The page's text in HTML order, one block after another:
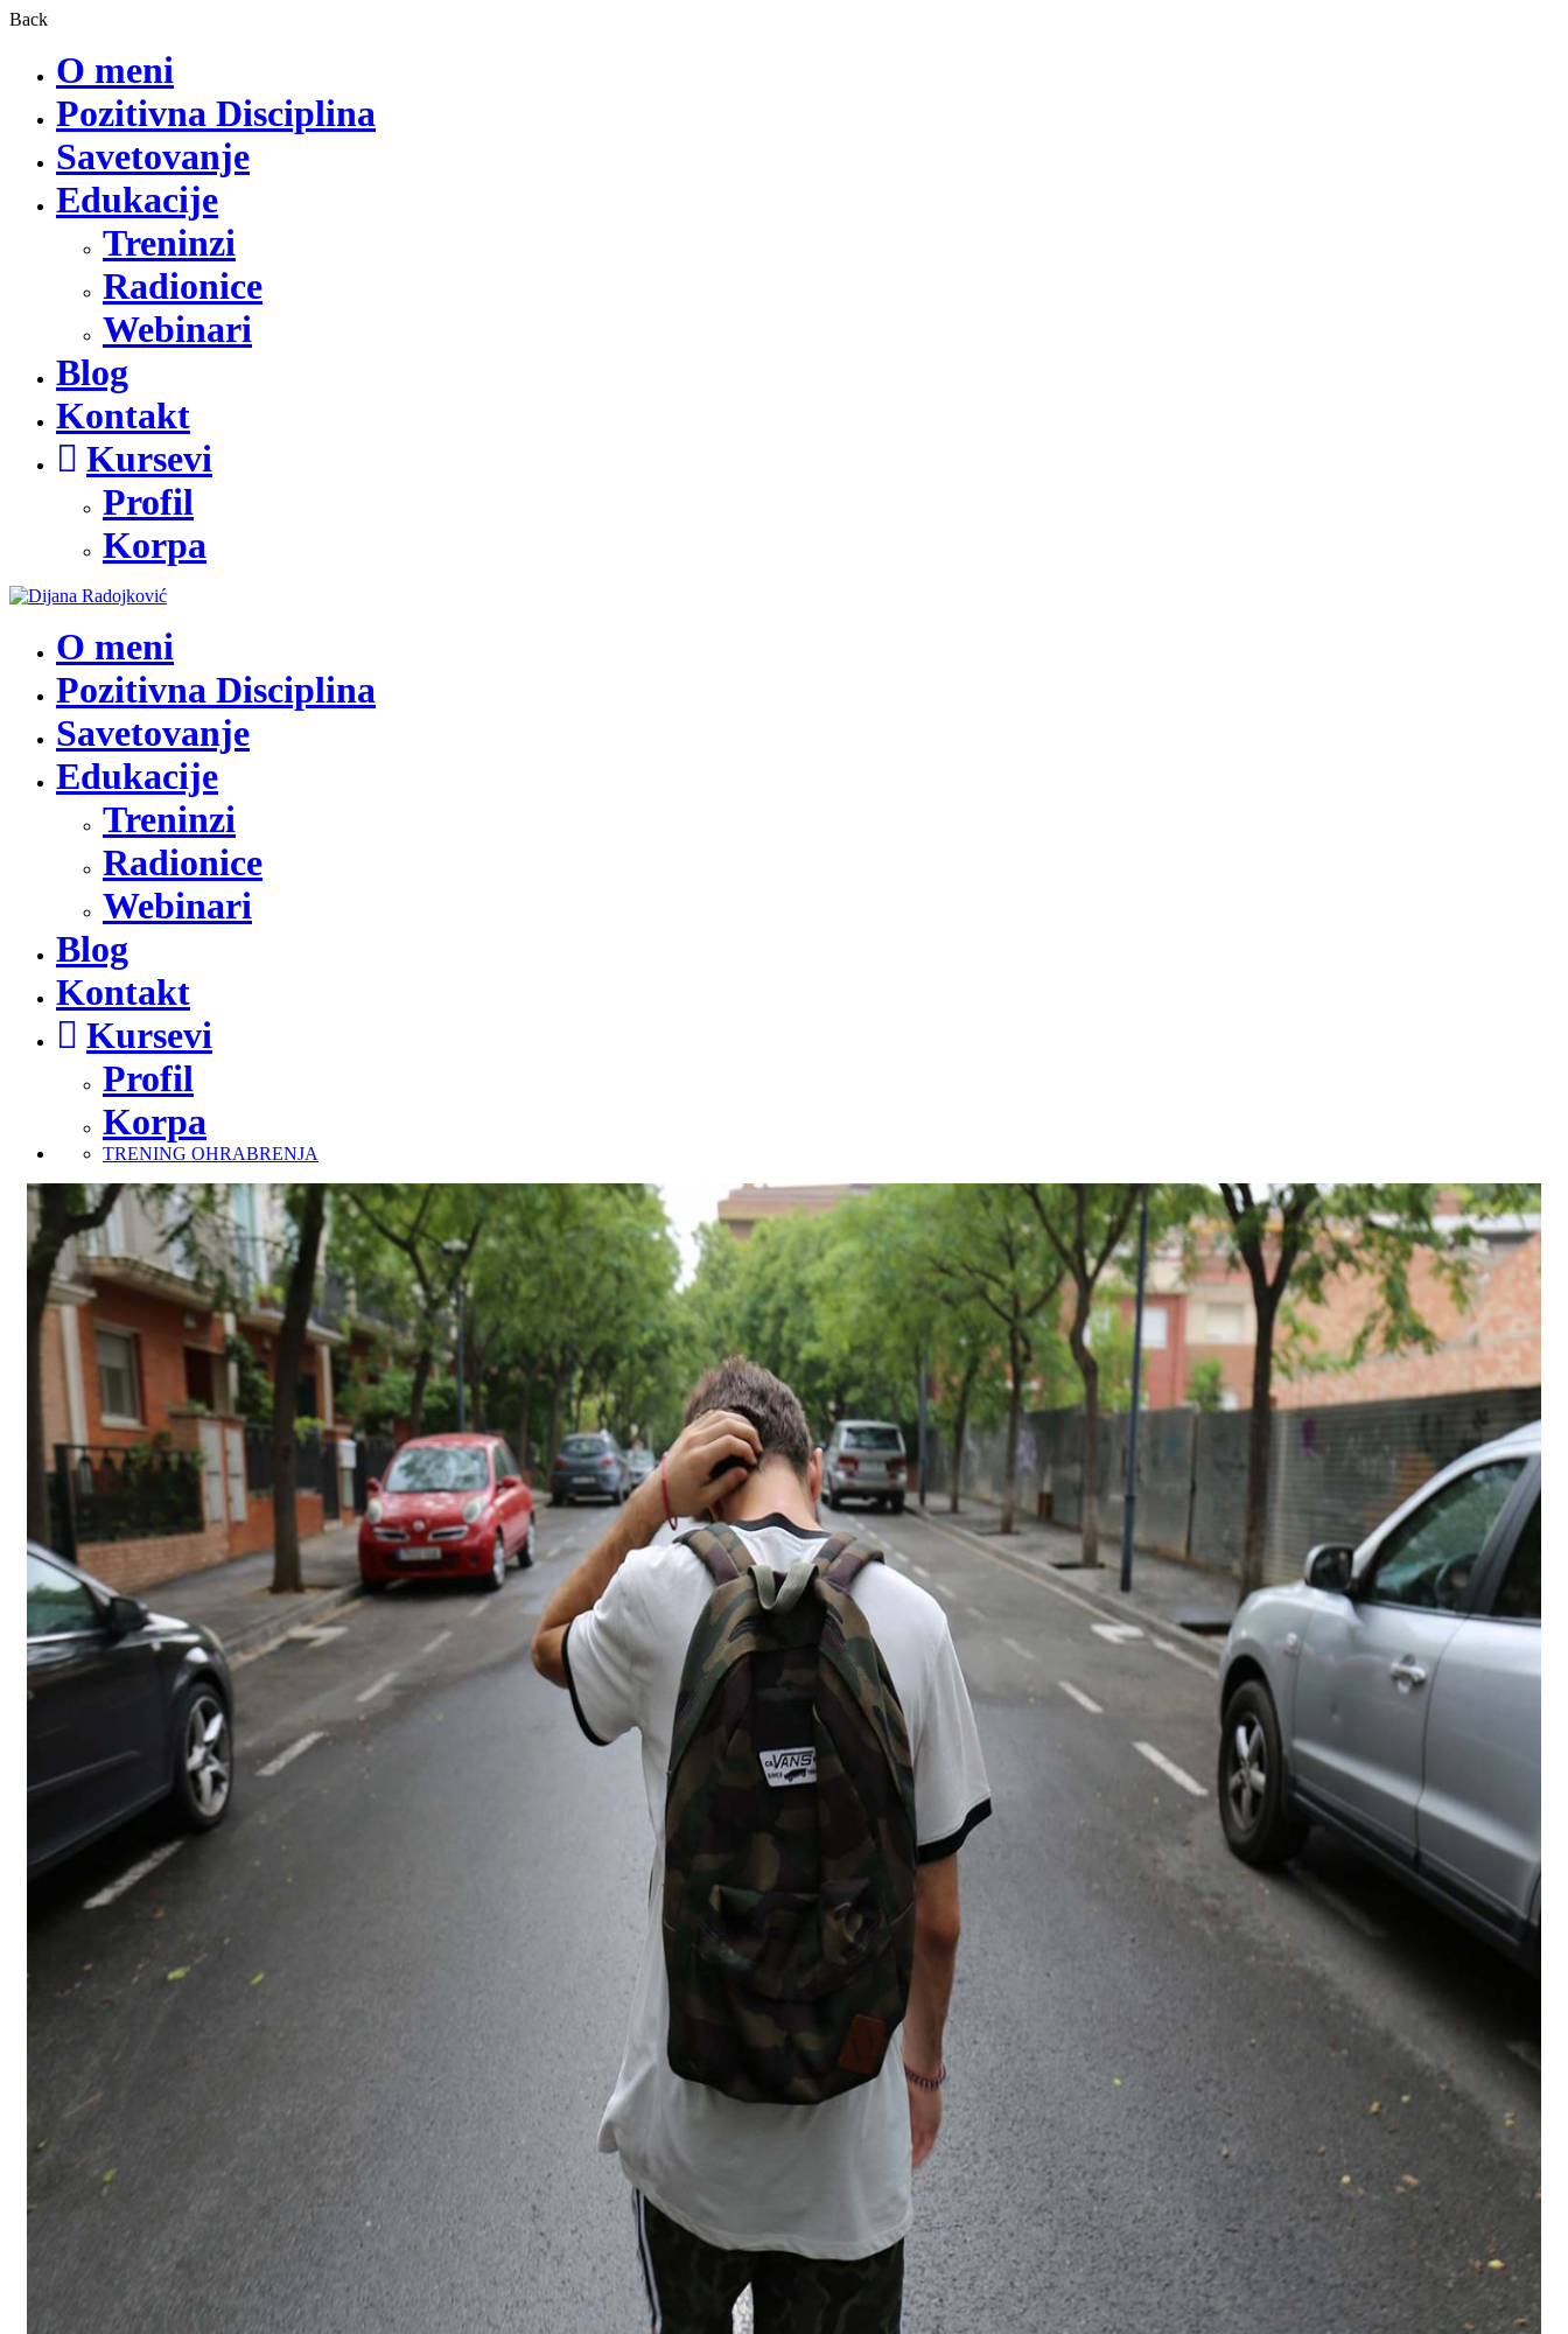
Back
O meni
Pozitivna Disciplina
Savetovanje
Edukacije
Treninzi
Radionice
Webinari
Blog
Kontakt
Kursevi
Profil
Korpa
O meni
Pozitivna Disciplina
Savetovanje
Edukacije
Treninzi
Radionice
Webinari
Blog
Kontakt
Kursevi
Profil
Korpa
TRENING OHRABRENJA